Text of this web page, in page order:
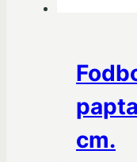
cm.